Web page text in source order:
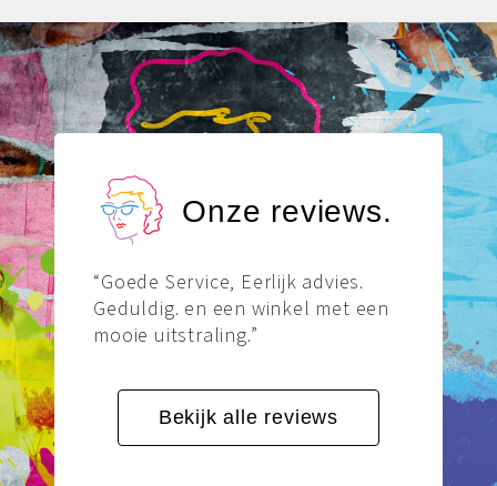
Onze reviews.
“Goede Service, Eerlijk advies.
Geduldig. en een winkel met een
mooie uitstraling.”
Bekijk alle reviews